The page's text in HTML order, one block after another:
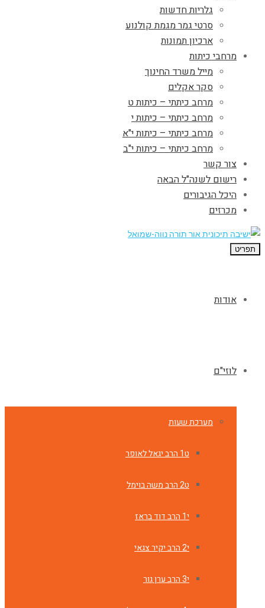
גלריות חדשות
סרטי גמר מגמת קולנוע
ארכיון תמונות
מרחבי כיתות
מייל משרד החינוך
סקר אקלים
מרחב כיתתי – כיתות ט
מרחב כיתתי – כיתות י
מרחב כיתתי – כיתות י"א
מרחב כיתתי – כיתות י"ב
צור קשר
רישום לשנה"ל הבאה
היכל הגיבורים
מכרזים
תפריט
אודות
לוזי"ם
מערכת שעות
ט1 הרב יגאל לאופר
ט2 הרב משה בוימל
י1 הרב דוד בראז
י2 הרב יקיר צגאי
י3 הרב ערן גור